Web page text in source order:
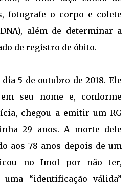
fotografe o corpo e colete
além de determinar a
de registro de óbito.
5 de outubro de 2018. Ele
seu nome e, conforme
chegou a emitir um RG
29 anos. A morte dele
aos 78 anos depois de um
no Imol por não ter,
“identificação válida”